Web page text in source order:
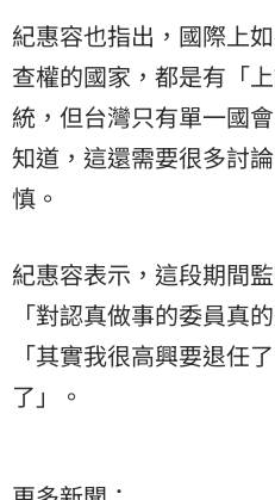
紀惠容也指出，國際上
查權的國家，都是有「
統，但台灣只有單一國
知道，這還需要很多討
慎。
紀惠容表示，這段期間
「對認真做事的委員真
「其實我很高興要退任
了」。